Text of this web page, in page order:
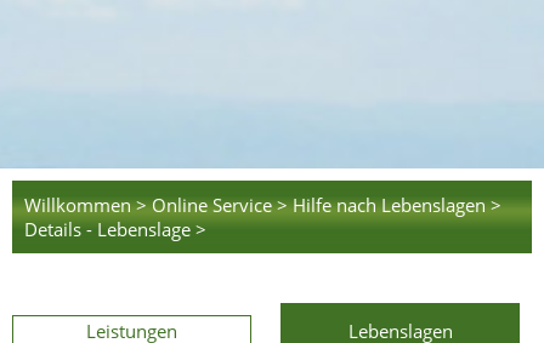
Willkommen > Online Service > Hilfe nach Lebenslagen >
Details - Lebenslage >
Leistungen
Lebenslagen